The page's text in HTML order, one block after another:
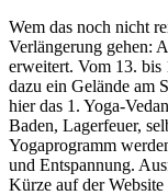
Wem das noch nicht
Verlängerung gehen:
erweitert. Vom 13. bis
dazu ein Gelände am
hier das 1. Yoga-
Baden, Lagerfeuer,
Yogaprogramm
und Entspannung.
Kürze auf der